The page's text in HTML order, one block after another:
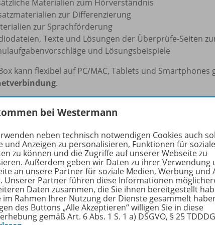
Materialien zum Hörverständnis
zur Differenzierung
zur Sprachförderung
Texte und Lösungen der Überprüfe-Seiten
und Lösungsbeispiele
kann flexibel auf PC/MAC, Tablets und Smartphones
.
Informationen zur BiBox finden Sie
Sie mehr über die Reihe
– Lizenzbedingungen und Nutzungshinweise
bei Westermann
neben technisch notwendigen Cookies auch
und Anzeigen zu personalisieren, Funktionen für
zu können und die Zugriffe auf unserer Webseite zu
Außerdem geben wir Daten zu ihrer Verwendung
an unsere Partner für soziale Medien, Werbung und
Unserer Partner führen diese Informationen
Daten zusammen, die Sie ihnen bereitgestellt
im Rahmen Ihrer Nutzung der Dienste gesammelt
des Buttons „Alle Akzeptieren“ willigen Sie in diese
gemäß Art. 6 Abs. 1 S. 1 a) DSGVO, § 25